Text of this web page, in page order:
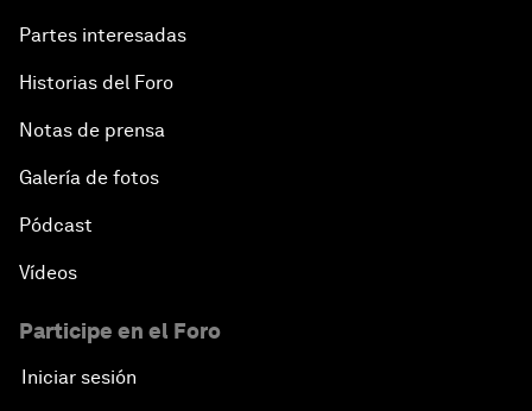
Partes interesadas
Historias del Foro
Notas de prensa
Galería de fotos
Pódcast
Vídeos
Participe en el Foro
Iniciar sesión